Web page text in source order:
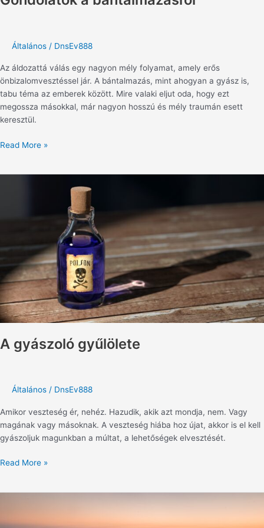
Általános / DnsEv888
Az áldozattá válás egy nagyon mély folyamat, amely erős
önbizalomvesztéssel jár. A bántalmazás, mint ahogyan a gyász is,
tabu téma az emberek között. Mire valaki eljut oda, hogy ezt
megossza másokkal, már nagyon hosszú és mély traumán esett
keresztül.
Read More »
A gyászoló gyűlölete
Általános / DnsEv888
Amikor veszteség ér, nehéz. Hazudik, akik azt mondja, nem. Vagy
magának vagy másoknak. A veszteség hiába hoz újat, akkor is el kell
gyászoljuk magunkban a múltat, a lehetőségek elvesztését.
Read More »